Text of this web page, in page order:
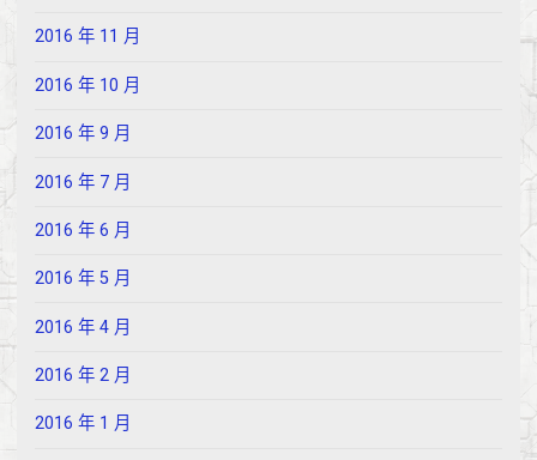
2016 年 11 月
2016 年 10 月
2016 年 9 月
2016 年 7 月
2016 年 6 月
2016 年 5 月
2016 年 4 月
2016 年 2 月
2016 年 1 月